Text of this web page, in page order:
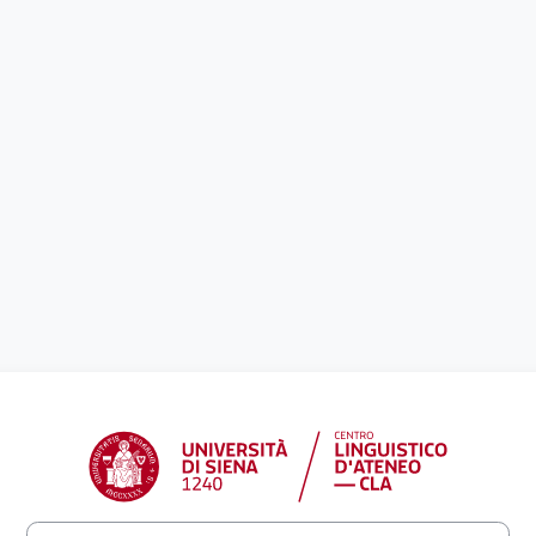
Login su CLA